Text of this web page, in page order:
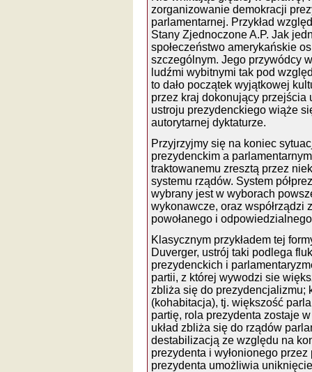
zorganizowanie demokracji
parlamentarnej. Przykład
Stany Zjednoczone A.P. Jak
społeczeństwo amerykańskie
szczególnym. Jego przywódcy
ludźmi wybitnymi tak pod
to dało początek wyjątkowej
przez kraj dokonujący
ustroju prezydenckiego wiąże
autorytarnej dyktaturze.
Przyjrzyjmy się na koniec
prezydenckim a
traktowanemu zresztą przez
systemu rządów. System
wybrany jest w wyborach
wykonawcze, oraz współrządzi
powołanego i
Klasycznym przykładem tej
Duverger, ustrój taki podlega
prezydenckich i
partii, z której wywodzi sie
zbliża się do prezydencjalizmu;
(kohabitacja), tj. większość
partię, rola prezydenta zostaje
układ zbliża się do rządów
destabilizacją ze względu na
prezydenta i wyłonionego
prezydenta umożliwia